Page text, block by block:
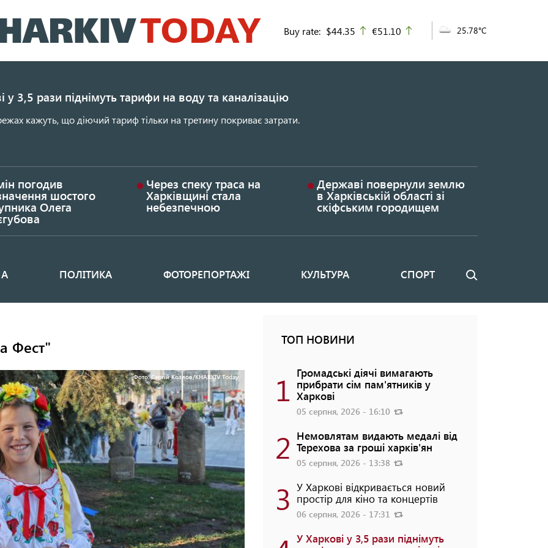
до
основного
Buy rate: $44.35 up
€51.10 25.78°C
у 3,5 рази піднімуть тарифи на воду та каналізацію
кажуть, що діючий тариф тільки на третину покриває затрати.
погодив
шостого
Олега
Через спеку траса на
Харківщині стала
небезпечною
Державі повернули землю
в Харківській області зі
скіфським городищем
ПОЛІТИКА ФОТОРЕПОРТАЖІ КУЛЬТУРА СПОРТ Пошук
Фест"
Фото: Сергій Козлов/KHARKIV Today
ТОП НОВИНИ
1 Громадські діячі вимагають
прибрати сім пам'ятників у
Харкові
05 серпня, 2026 - 16:10
2 Немовлятам видають медалі від
Терехова за гроші харків'ян
05 серпня, 2026 - 13:38
3 У Харкові відкривається новий
простір для кіно та концертів
06 серпня, 2026 - 17:31
У Харкові у 3,5 рази піднімуть